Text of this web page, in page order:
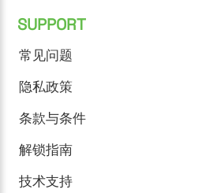
SUPPORT
常见问题
隐私政策
条款与条件
解锁指南
技术支持